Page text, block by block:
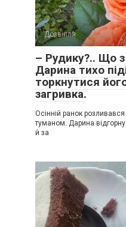
Дозвілля
– Рудику?.. Що
Дарина тихо
торкнутися
загривка.
Осінній ранок
туманом. Дарина
й за